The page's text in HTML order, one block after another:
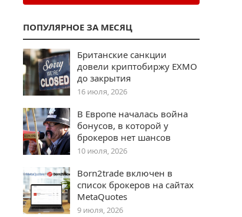
ПОПУЛЯРНОЕ ЗА МЕСЯЦ
Британские санкции
довели криптобиржу EXMO
до закрытия
16 июля, 2026
В Европе началась война
бонусов, в которой у
брокеров нет шансов
10 июля, 2026
Born2trade включен в
список брокеров на сайтах
MetaQuotes
9 июля, 2026